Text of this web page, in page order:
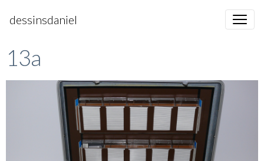
dessinsdaniel
13a